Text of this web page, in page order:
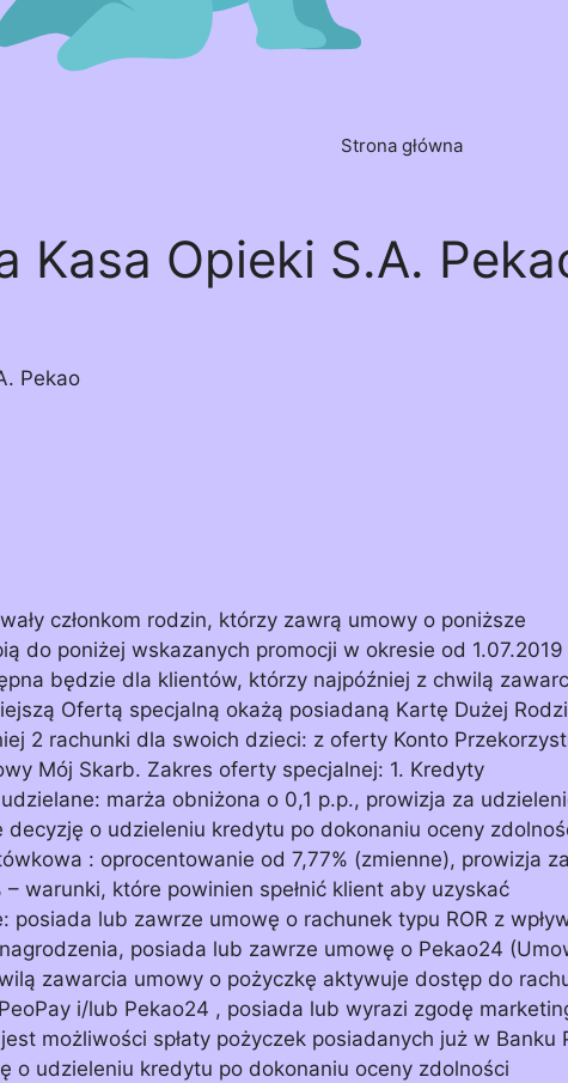
Strona główna
Kasa Opieki S.A.
Pekao
członkom rodzin, którzy zawrą umowy o poniższe
do poniżej wskazanych promocji w okresie od
będzie dla klientów, którzy najpóźniej z chwilą
Ofertą specjalną okażą posiadaną Kartę Dużej
2 rachunki dla swoich dzieci: z oferty Konto
Mój Skarb. Zakres oferty specjalnej: 1. Kredyty
marża obniżona o 0,1 p.p., prowizja za
decyzję o udzieleniu kredytu po dokonaniu oceny
: oprocentowanie od 7,77% (zmienne), prowizja za
warunki, które powinien spełnić klient aby uzyskać
posiada lub zawrze umowę o rachunek typu ROR z
posiada lub zawrze umowę o Pekao24
zawarcia umowy o pożyczkę aktywuje dostęp do
i/lub Pekao24 , posiada lub wyrazi zgodę
możliwości spłaty pożyczek posiadanych już w Banku
o udzieleniu kredytu po dokonaniu oceny zdolności